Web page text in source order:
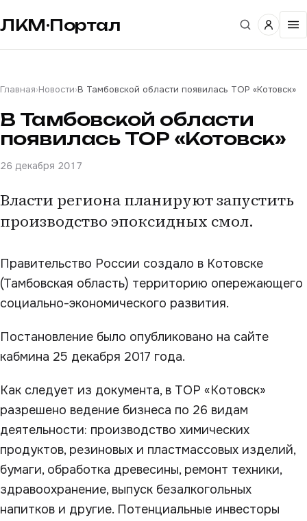
ЛКМ·Портал
Главная›Новости›В Тамбовской области появилась ТОР «Котовск»
В Тамбовской области
появилась ТОР «Котовск»
26 декабря 2017
Власти региона планируют запустить
производство эпоксидных смол.
Правительство России создало в Котовске
(Тамбовская область) территорию опережающего
социально-экономического развития.
Постановление было опубликовано на сайте
кабмина 25 декабря 2017 года.
Как следует из документа, в ТОР «Котовск»
разрешено ведение бизнеса по 26 видам
деятельности: производство химических
продуктов, резиновых и пластмассовых изделий,
бумаги, обработка древесины, ремонт техники,
здравоохранение, выпуск безалкогольных
напитков и другие. Потенциальные инвесторы